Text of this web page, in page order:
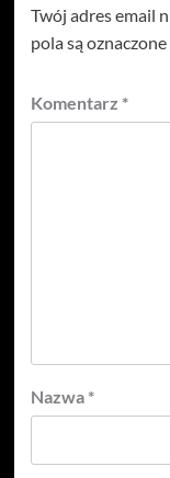
Twój adres email
pola są oznaczone
Komentarz *
Nazwa *